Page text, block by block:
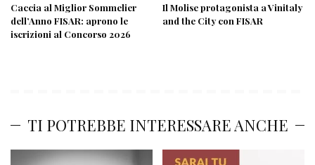
Caccia al Miglior Sommelier
dell’Anno FISAR: aprono le
iscrizioni al Concorso 2026
Il Molise protagonista a Vinitaly
and the City con FISAR
TI POTREBBE INTERESSARE ANCHE